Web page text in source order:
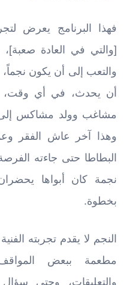
فهذا البرنامج يعرض
[والتي في العادة
والتعب إلى أن يكون
أن يحدث، في أي وقت،
مشاغب وولد مشاكس إلى
وهذا آخر عاش الفقر
نجمة كان أبواها
بخطوة.
النجم لا يقدم تجربته
مطعمة ببعض
والتعليقات، وحتى